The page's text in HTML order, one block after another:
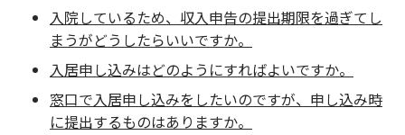
入院しているため、収入申告の提出期限を過ぎてし
まうがどうしたらいいですか。
入居申し込みはどのようにすればよいですか。
窓口で入居申し込みをしたいのですが、申し込み時
に提出するものはありますか。